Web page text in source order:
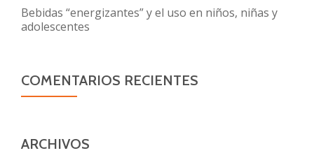
Bebidas “energizantes” y el uso en niños, niñas y
adolescentes
COMENTARIOS RECIENTES
ARCHIVOS